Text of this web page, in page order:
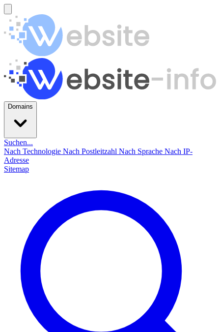
Domains
Suchen...
Nach Technologie Nach Postleitzahl Nach Sprache Nach IP-
Adresse
Sitemap